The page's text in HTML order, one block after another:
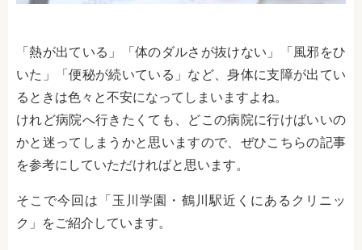
「熱が出ている」「体のダルさが抜けない」「風邪をひ
いた」「便秘が続いている」など、身体に支障が出てい
るときは色々と不安になってしまいますよね。
けれど病院へ行きたくても、どこの病院に行けばいいの
かと迷ってしまうかと思いますので、ぜひこちらの記事
を参考にしていただければと思います。
そこで今回は「玉川学園・鶴川駅近くにあるクリニッ
ク」をご紹介しています。